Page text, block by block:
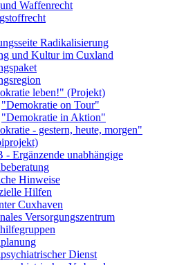
Waffenrecht
Radikalisierung
und Kultur im Cuxland
leben!" (Projekt)
"Demokratie on Tour"
"Demokratie in Aktion"
- gestern, heute, morgen"
- Ergänzende unabhängige
Hinweise
Hilfen
Cuxhaven
Versorgungszentrum
Dienst